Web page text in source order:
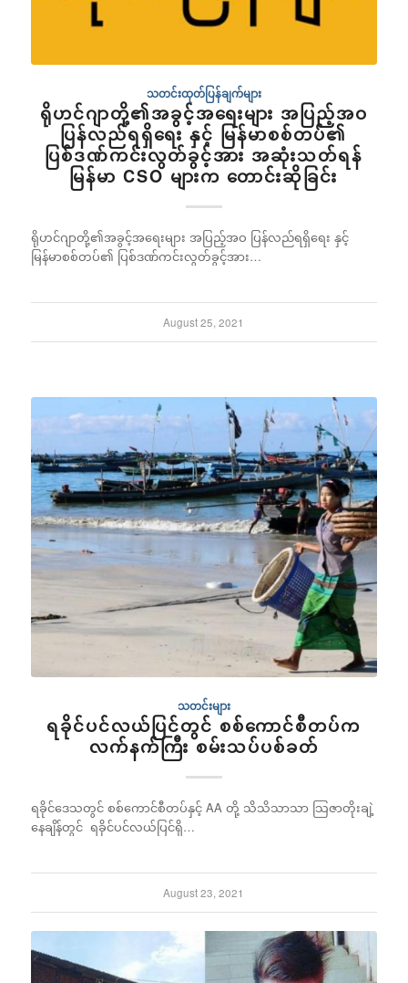
သတင်းထုတ်ပြန်ချက်များ
ရိုဟင်ဂျာတို့၏အခွင့်အရေးများ အပြည့်အဝ
ပြန်လည်ရရှိရေး နှင့် မြန်မာစစ်တပ်၏
ပြစ်ဒဏ်ကင်းလွတ်ခွင့်အား အဆုံးသတ်ရန်
မြန်မာ CSO များက တောင်းဆိုခြင်း
ရိုဟင်ဂျာတို့၏အခွင့်အရေးများ အပြည့်အဝ ပြန်လည်ရရှိရေး နှင့်
မြန်မာစစ်တပ်၏ ပြစ်ဒဏ်ကင်းလွတ်ခွင့်အား…
August 25, 2021
သတင်းများ
ရခိုင်ပင်လယ်ပြင်တွင် စစ်ကောင်စီတပ်က
လက်နက်ကြီး စမ်းသပ်ပစ်ခတ်
ရခိုင်ဒေသတွင် စစ်ကောင်စီတပ်နှင့် AA တို့ သိသိသာသာ သြဇာတိုးချဲ့
နေချိန်တွင် ရခိုင်ပင်လယ်ပြင်ရှိ…
August 23, 2021